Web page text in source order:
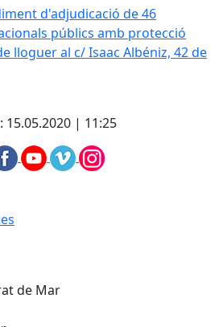
d'adjudicació de 46
públics amb protecció
lloguer al c/ Isaac Albéniz, 42 de
| 11:25
de Mar